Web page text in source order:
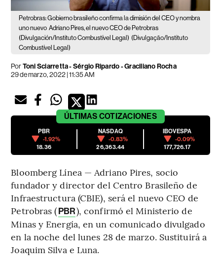
Petrobras: Gobierno brasileño confirma la dimisión del CEO y nombra
uno nuevo Adriano Pires, el nuevo CEO de Petrobras
(Divulgación/Instituto Combustível Legal) (Divulgação/Instituto
Combustível Legal)
PorToni Sciarretta-Sérgio Ripardo-Graciliano Rocha
29 de marzo, 2022 | 11:35 AM
ÚLTIMAS COTIZACIONES
PBR
-1.92%
18.36
NASDAQ
-0.83%
26,363.44
IBOVESPA
-0.09%
177,726.17
Bloomberg Línea — Adriano Pires, socio
fundador y director del Centro Brasileño de
Infraestructura (CBIE), será el nuevo CEO de
Petrobras (PBR), confirmó el Ministerio de
Minas y Energía, en un comunicado divulgado
en la noche del lunes 28 de marzo. Sustituirá a
Joaquim Silva e Luna.